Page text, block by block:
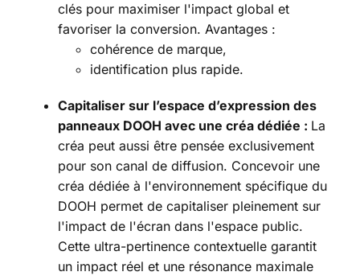
clés pour maximiser l'impact global et
favoriser la conversion. Avantages :
cohérence de marque,
identification plus rapide.
Capitaliser sur l’espace d’expression des
panneaux DOOH avec une créa dédiée : La
créa peut aussi être pensée exclusivement
pour son canal de diffusion. Concevoir une
créa dédiée à l'environnement spécifique du
DOOH permet de capitaliser pleinement sur
l'impact de l'écran dans l'espace public.
Cette ultra-pertinence contextuelle garantit
un impact réel et une résonance maximale